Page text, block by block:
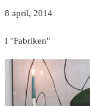
8 april, 2014
I "Fabriken"